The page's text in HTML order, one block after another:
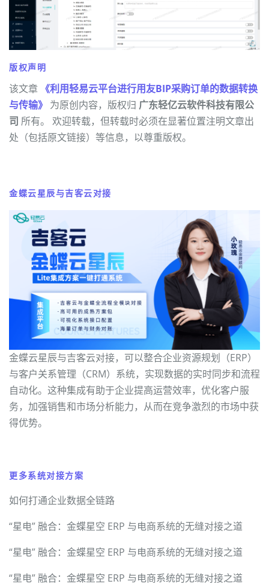
版权声明
该文章 《利用轻易云平台进行用友BIP采购订单的数据转换
与传输》 为原创内容，版权归 广东轻亿云软件科技有限公
司 所有。 欢迎转载，但转载时必须在显著位置注明文章出
处（包括原文链接）等信息，以尊重版权。
金蝶云星辰与吉客云对接
金蝶云星辰与吉客云对接，可以整合企业资源规划（ERP）
与客户关系管理（CRM）系统，实现数据的实时同步和流程
自动化。这种集成有助于企业提高运营效率，优化客户服
务，加强销售和市场分析能力，从而在竞争激烈的市场中获
得优势。
更多系统对接方案
如何打通企业数据全链路
“星电” 融合：金蝶星空 ERP 与电商系统的无缝对接之道
“星电” 融合：金蝶星空 ERP 与电商系统的无缝对接之道
“星电” 融合：金蝶星空 ERP 与电商系统的无缝对接之道